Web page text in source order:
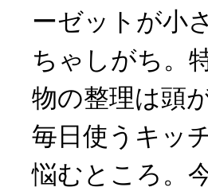
ーゼットが小
ちゃしがち。
物の整理は頭
毎日使うキッ
悩むところ。